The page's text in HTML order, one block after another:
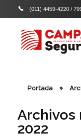
(011) 4459-4220 /
Portada »
Archivos
2022